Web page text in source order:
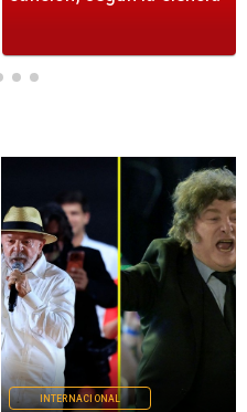
INTERNACIONAL